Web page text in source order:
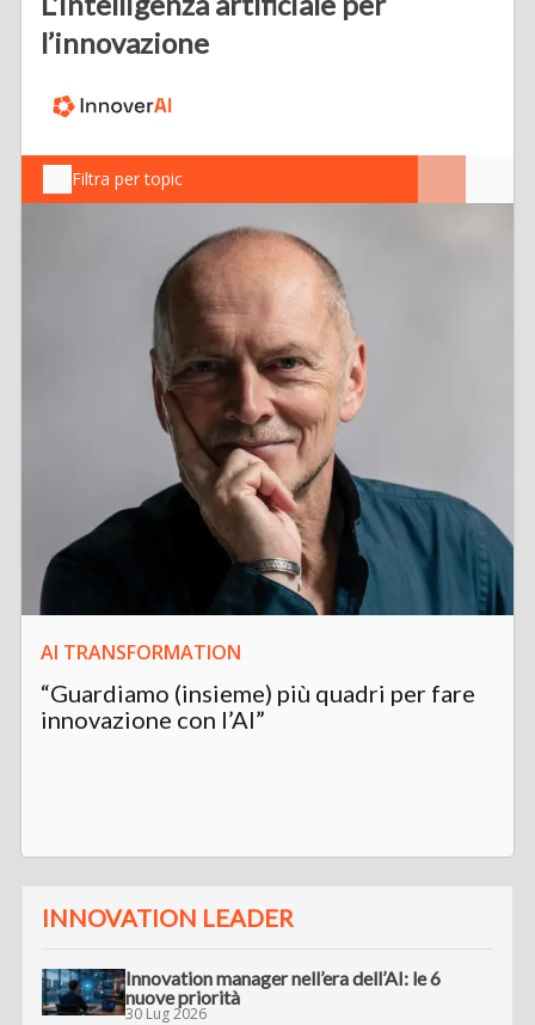
l’innovazione
Filtra per topic
AI TRANSFORMATION
“Guardiamo (insieme) più quadri per fare
innovazione con l’AI”
INNOVATION LEADER
Innovation manager nell’era dell’AI: le 6
nuove priorità
30 Lug 2026